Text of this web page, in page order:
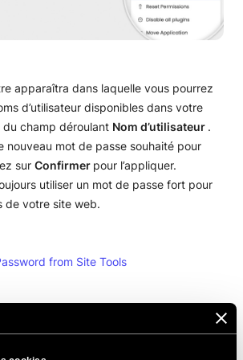
d’exécutions Heartbeat
les révisions des articles
WordPress
Google AdSense à WordPress
apparaîtra dans laquelle vous pourrez
d’utilisateur disponibles dans votre
du champ déroulant Nom d’utilisateur .
nouveau mot de passe souhaité pour
sur Confirmer pour l’appliquer.
utiliser un mot de passe fort pour
de votre site web.
de passe.